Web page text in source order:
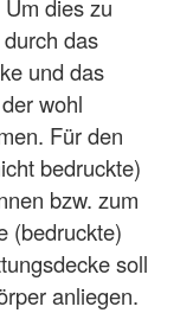
dies zu
das
und das
wohl
Für den
bedruckte)
bzw. zum
(bedruckte)
soll
anliegen.